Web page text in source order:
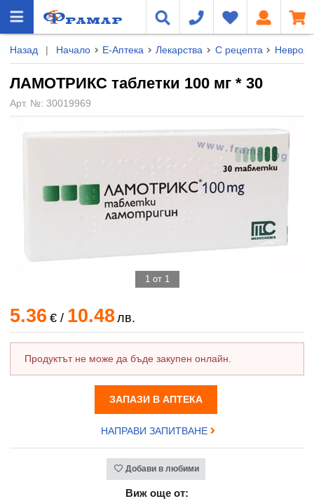
Назад | Начало Е-Аптека Лекарства С рецепта
ЛАМОТРИКС таблетки 100 мг * 30
Арт. №: 30019969
1 от 1
5.36 €/ 10.48лв.
Продуктът не може да бъде закупен онлайн.
ЗАПАЗИ В АПТЕКА
НАПРАВИ ЗАПИТВАНЕ
Добави в любими
Виж още от: